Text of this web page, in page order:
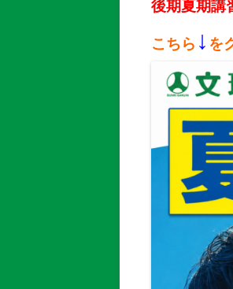
後期夏期講
こちら ↓ を